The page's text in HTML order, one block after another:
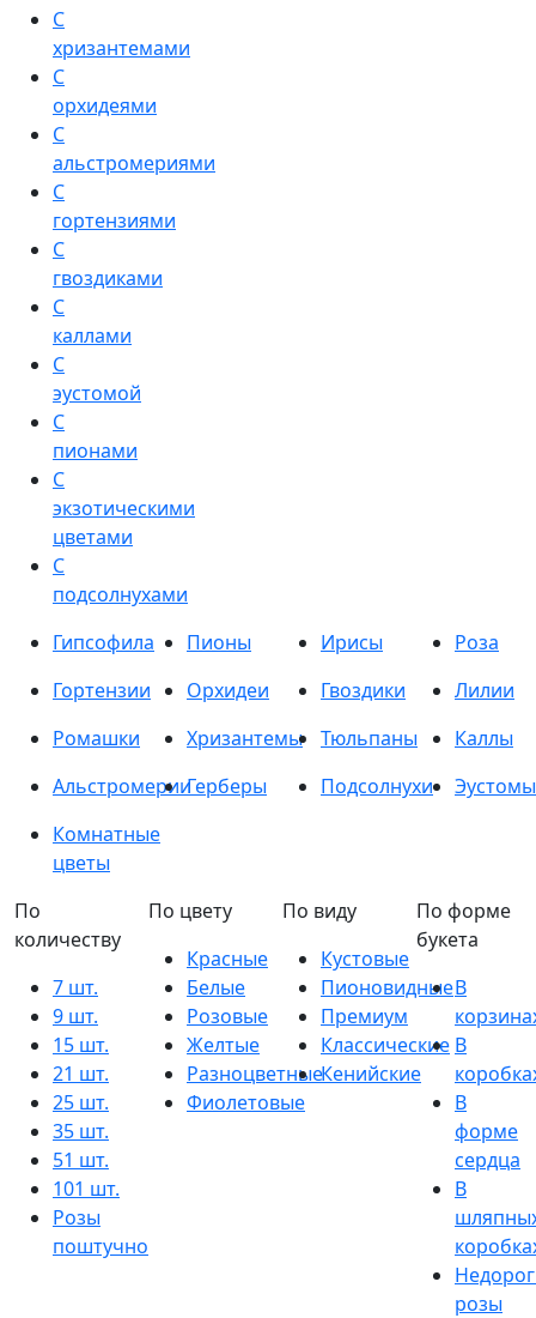
С
хризантемами
С
орхидеями
С
альстромериями
С
гортензиями
С
гвоздиками
С
каллами
С
эустомой
С
пионами
С
экзотическими
цветами
С
подсолнухами
Гипсофила
Пионы Ирисы
Роза
Гортензии
Орхидеи Гвоздики
Лилии
Ромашки
Хризантемы Тюльпаны
Каллы
АльстромерииГерберы Подсолнухи
Эустомы
Комнатные
цветы
По
количеству
7 шт.
9 шт.
15 шт.
21 шт.
25 шт.
35 шт.
51 шт.
101 шт.
Розы
поштучно
По цвету
Красные
Белые
Розовые
Желтые
Разноцветные
Фиолетовые
По виду
Кустовые
Пионовидные
Премиум
Классические
Кенийские
По форме
букета
В
В
В
форме
сердца
В
розы